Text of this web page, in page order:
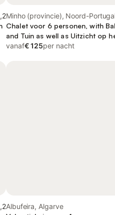
Minho (provincie), Noord-
Chalet voor 6 personen, with
and Tuin as well as Uitzicht op
vanaf€ 125per nacht
Albufeira, Algarve